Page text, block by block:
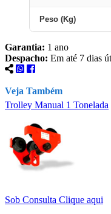
Peso (Kg)
Garantia: 1 ano
Despacho: Em até 7 dias
Veja Também
Trolley Manual 1 Tonelada
Sob Consulta Clique aqui